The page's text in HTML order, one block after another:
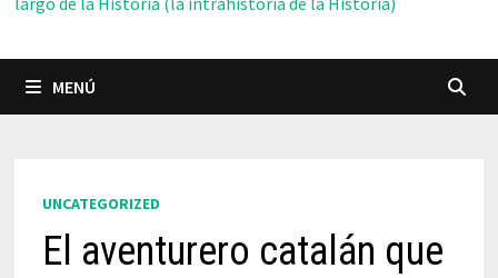
MENÚ
UNCATEGORIZED
El aventurero catalán que